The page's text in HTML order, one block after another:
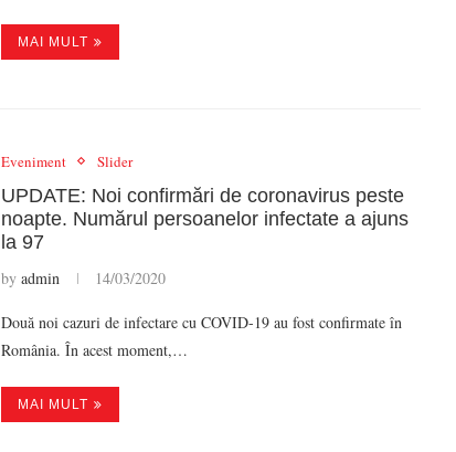
MAI MULT
Eveniment Slider
UPDATE: Noi confirmări de coronavirus peste
noapte. Numărul persoanelor infectate a ajuns
la 97
by admin 14/03/2020
Două noi cazuri de infectare cu COVID-19 au fost confirmate în
România. În acest moment,…
MAI MULT